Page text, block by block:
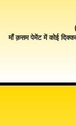
माँ क़सम पेमेंट में कोई